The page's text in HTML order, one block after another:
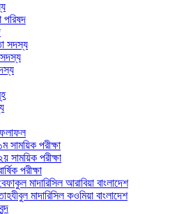
পরিষদ
সদস্য
ফলাফল
সাময়িক পরীক্ষা
সাময়িক পরীক্ষা
পরীক্ষা
মাদারিসিল আরাবিয়া বাংলাদেশ
মাদারিসিল কওমিয়া বাংলাদেশ